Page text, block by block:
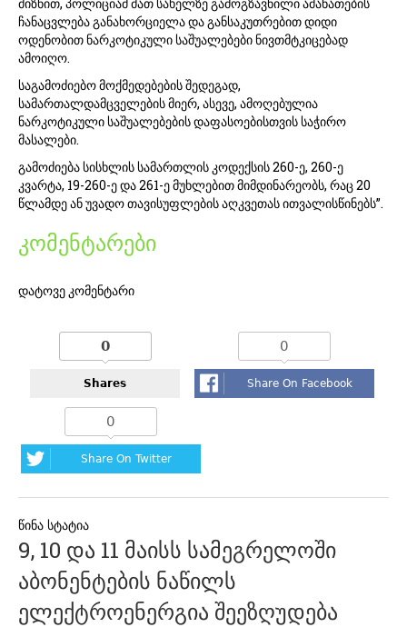
ჩანაცვლება განახორციელა და განსაკუთრებით დიდი
ოდენობით ნარკოტიკული საშუალებები ნივთმტკიცებად
ამოიღო.
საგამოძიებო მოქმედებების შედეგად,
სამართალდამცველების მიერ, ასევე, ამოღებულია
ნარკოტიკული საშუალებების დაფასოებისთვის საჭირო
მასალები.
გამოძიება სისხლის სამართლის კოდექსის 260-ე, 260-ე
კვარტა, 19-260-ე და 261-ე მუხლებით მიმდინარეობს, რაც 20
წლამდე ან უვადო თავისუფლების აღკვეთას ითვალისწინებს”.
კომენტარები
დატოვე კომენტარი
0
Shares
0
Share On Facebook
0
Share On Twitter
პოსტის
ნავიგაცია
9, 10 და 11 მაისს სამეგრელოში
აბონენტების ნაწილს
ელექტროენერგია შეეზღუდება